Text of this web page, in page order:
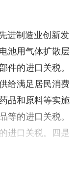
进制造业创新发
池用气体扩散层
件的进口关税。
给满足居民消费
品和原料等实施
等的进口关税。
进口关税。四是